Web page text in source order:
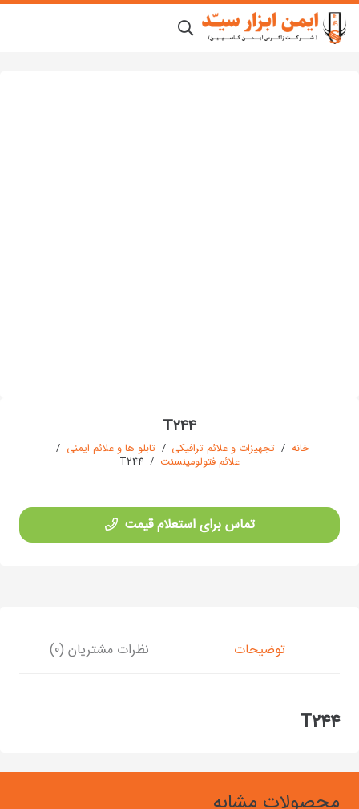
T244
خانه / تجهیزات و علائم ترافیکی / تابلو ها و علائم ایمنی /
علائم فتولومینسنت /
T244
تماس برای استعلام قیمت
توضیحات نظرات مشتریان (0)
T244
محصولات مشابه